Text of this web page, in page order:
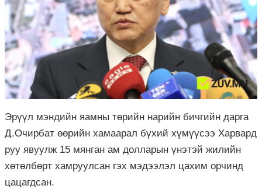
Эрүүл мэндийн яамны төрийн нарийн бичгийн дарга
Д.Очирбат өөрийн хамаарал бүхий хүмүүсээ Харвард
руу явуулж 15 мянган ам долларын үнэтэй жилийн
хөтөлбөрт хамруулсан гэх мэдээлэл цахим орчинд
цацагдсан.